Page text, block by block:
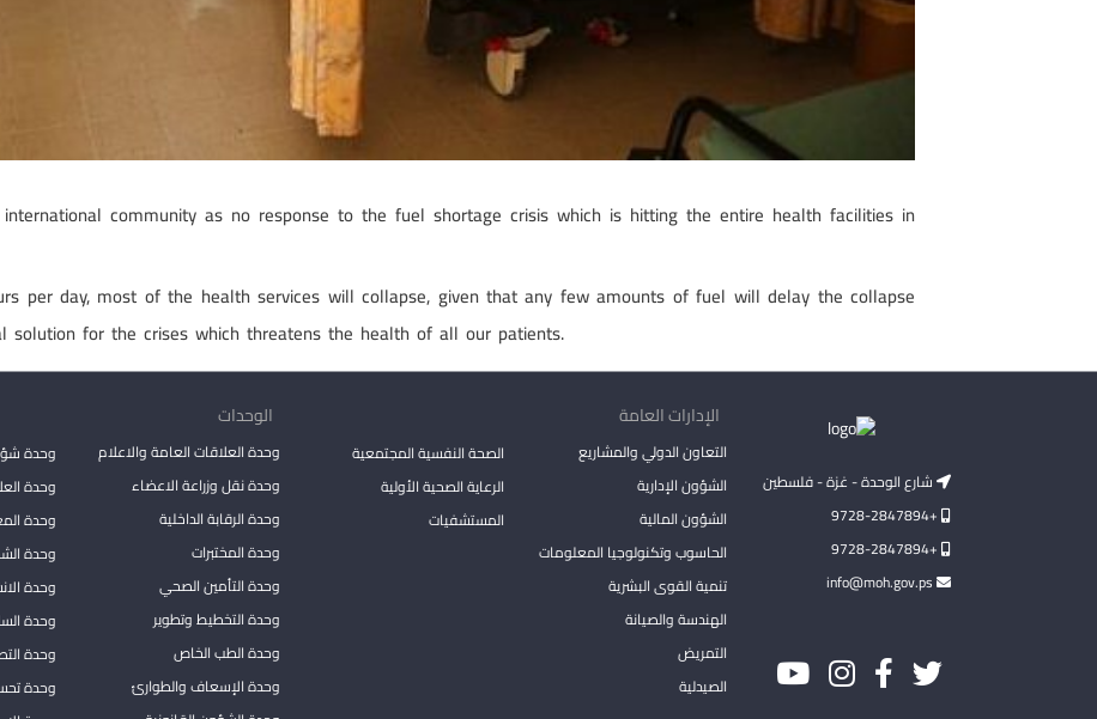
community as no response to the fuel shortage crisis which is hitting the entire health facilities in
per day, most of the health services will collapse, given that any few amounts of fuel will delay the collapse
for the crises which threatens the health of all our patients.
شارع الوحدة - غزة - فلسطين
+9728-2847894
+9728-2847894
الإدارات العامة
التعاون الدولي والمشاريع
الشؤون الإدارية
الشؤون المالية
الحاسوب وتكنولوجيا المعلومات
تنمية القوى البشرية
الهندسة والصيانة
التمريض
الصيدلية
الصحة النفسية المجتمعية
الرعاية الصحية الأولية
المستشفيات
الوحدات
وحدة العلاقات العامة والاعلام
وحدة نقل وزراعة الاعضاء
وحدة الرقابة الداخلية
وحدة المختبرات
وحدة التأمين الصحي
وحدة التخطيط وتطوير
وحدة الطب الخاص
وحدة الإسعاف والطوارئ
وحدة
وحدة
وحدة
وحدة
وحدة
وحدة
وحدة
وحدة